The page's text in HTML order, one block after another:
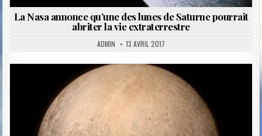
La Nasa annonce qu’une des lunes de Saturne pourrait
abriter la vie extraterrestre
ADMIN 13 AVRIL 2017